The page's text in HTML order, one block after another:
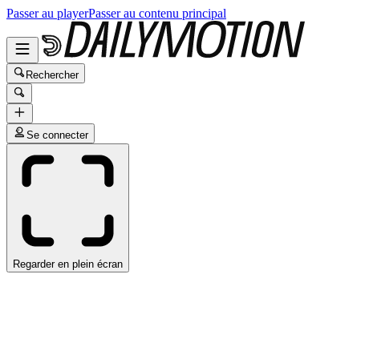
Passer au playerPasser au contenu principal
Rechercher
Se connecter
Regarder en plein écran